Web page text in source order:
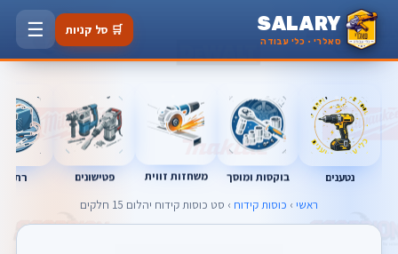
SALARY
סאלרי · כלי עבודה
🛒 סל קניות ☰
נטענים בוקסות ומוסך משחזות זווית פטישונים
ראשי › כוסות קידוח › סט כוסות קידוח יהלום 15 חלקים